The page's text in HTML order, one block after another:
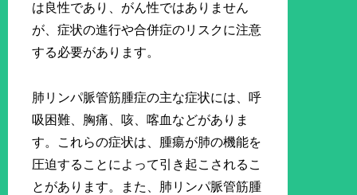
は良性であり、がん性ではありません
が、症状の進行や合併症のリスクに注意
する必要があります。
肺リンパ脈管筋腫症の主な症状には、呼
吸困難、胸痛、咳、喀血などがありま
す。これらの症状は、腫瘍が肺の機能を
圧迫することによって引き起こされるこ
とがあります。また、肺リンパ脈管筋腫